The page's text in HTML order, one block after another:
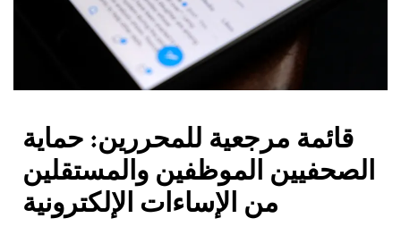
قائمة مرجعية للمحررين: حماية
الصحفيين الموظفين والمستقلين
من الإساءات الإلكترونية